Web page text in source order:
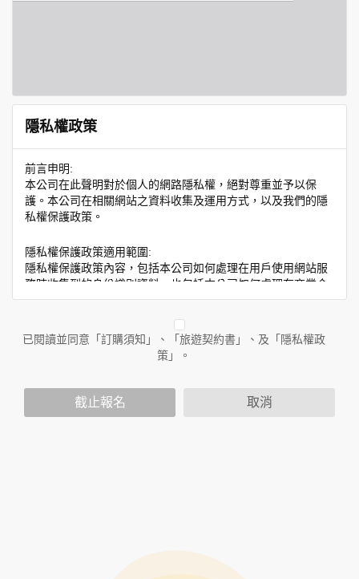
隱私權政策
前言申明:
本公司在此聲明對於個人的網路隱私權，絕對尊重並予以保
護。本公司在相關網站之資料收集及運用方式，以及我們的隱
私權保護政策。
隱私權保護政策適用範圍:
隱私權保護政策內容，包括本公司如何處理在用戶使用網站服
務時收集到的身份識別資料，也包括本公司如何處理在商業合
作與本公司合作時分享的任何身份識別資料。隱私權保護政策
人員。例如您透過本公司旗下網站上的廣告廠商連結，這些置
放連結的廠商也可能蒐集您個人的資料。對於您主動提供的個
人資訊，這些廣告廠商或連結網站有其個別的隱私權保護政
您個人在本網站上的聊天室或討論區中任意公開個人資料的行
已閱讀並同意「訂購須知」、「旅遊契約書」、及「隱私權政
策」。
截止報名 取消